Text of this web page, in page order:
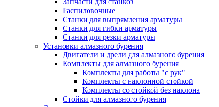
Запчасти для станков
Распиловочные
Станки для выпрямления арматуры
Станки для гибки арматуры
Станки для резки арматуры
Установки алмазного бурения
Двигатели и дрели для алмазного бурения
Комплекты для алмазного бурения
Комплекты для работы "с рук"
Комплекты с наклонной стойкой
Комплекты со стойкой без наклона
Стойки для алмазного бурения